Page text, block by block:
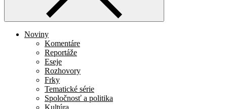
Noviny
Komentáre
Reportáže
Eseje
Rozhovory
Frky
Tematické série
Spoločnosť a politika